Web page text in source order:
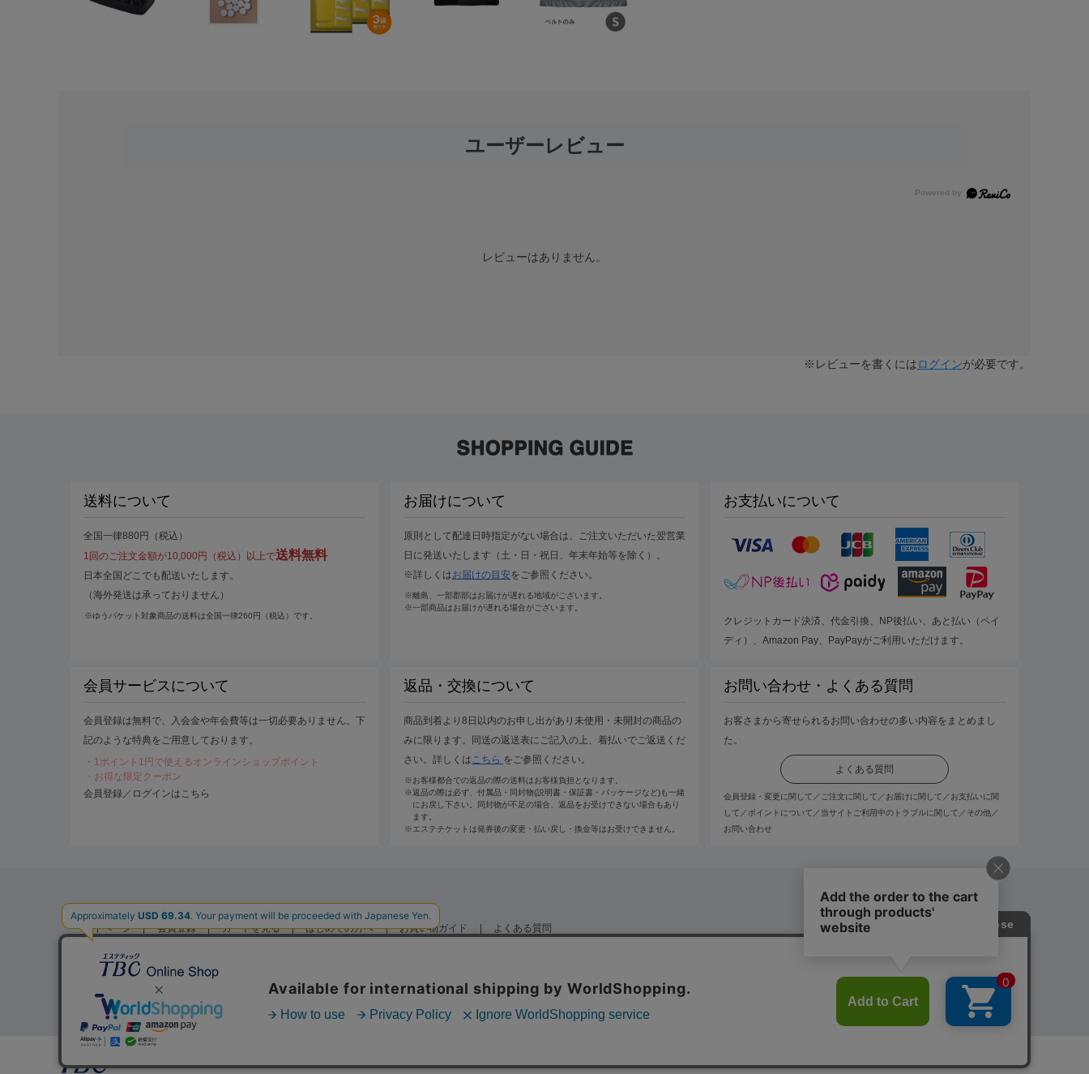
ユーザーレビュー
レビューはありません。
※レビューを書くにはログインが必要です。
送料について
全国一律880円（税込）
1回のご注文金額が10,000円（税込）以上で送料無料
日本全国どこでも配送いたします。
（海外発送は承っておりません）
※ゆうパケット対象商品の送料は全国一律260円（税込）です。
お届けについて
原則として配達日時指定がない場合は、ご注文いただいた翌営業
日に発送いたします（土・日・祝日、年末年始等を除く）。
※詳しくはお届けの目安をご参照ください。
※離島、一部郡部はお届けが遅れる地域がございます。
※一部商品はお届けが遅れる場合がございます。
お支払いについて
クレジットカード決済、代金引換、NP後払い、あと払い（ペイ
ディ）、Amazon Pay、PayPayがご利用いただけます。
会員サービスについて
会員登録は無料で、入会金や年会費等は一切必要ありません。下
記のような特典をご用意しております。
・1ポイント1円で使えるオンラインショップポイント
・お得な限定クーポン
会員登録／ログインはこちら
返品・交換について
商品到着より8日以内のお申し出があり未使用・未開封の商品の
みに限ります。同送の返送表にご記入の上、着払いでご返送くだ
さい。詳しくは こちら をご参照ください。
※お客様都合での返品の際の送料はお客様負担となります。
※返品の際は必ず、付属品・同封物(説明書・保証書・パッケージなど)も一緒
にお戻し下さい。同封物が不足の場合、返品をお受けできない場合もあり
ます。
※エステチケットは発券後の変更・払い戻し・換金等はお受けできません。
お問い合わせ・よくある質問
お客さまから寄せられるお問い合わせの多い内容をまとめまし
た。
よくある質問
会員登録・変更に関して／ご注文に関して／お届けに関して／お支払いに関
して／ポイントについて／当サイトご利用中のトラブルに関して／その他／
お問い合わせ
マイページ
会員登録 カートを見る はじめての方へ お買い物ガイド よくある質問
特定商取引法に関する表記 会員規約・プライバシーポリシー